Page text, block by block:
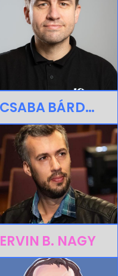
CSABA BÁRDOS
ERVIN B. NAGY